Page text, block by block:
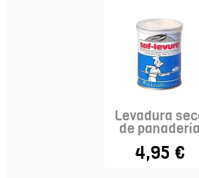
Levadura
de panadería
4,95 €